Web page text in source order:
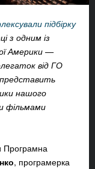
підбірку
з одним із
Америки —
від ГО
нашого
фільмами
Програмна
, програмерка